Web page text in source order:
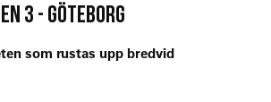
3 - GÖTEBORG
som rustas upp bredvid